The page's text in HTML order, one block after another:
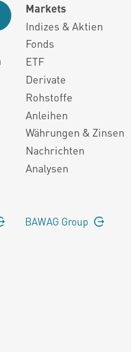
Markets
Indizes & Aktien
Fonds
ETF
Derivate
Rohstoffe
Anleihen
Währungen & Zinsen
Nachrichten
Analysen
BAWAG Group